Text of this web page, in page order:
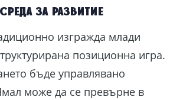
за развитие
изгражда млади
позиционна игра.
бъде управлявано
може да се превърне в